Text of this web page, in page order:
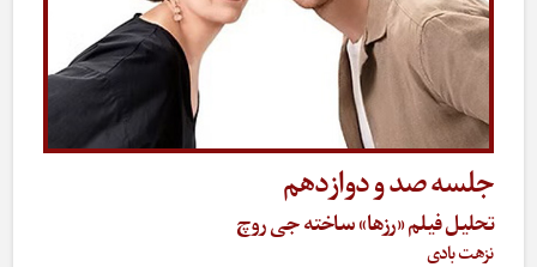
جلسه صد و دوازدهم
تحلیل فیلم «رزها» ساخته جی روچ
نزهت بادی